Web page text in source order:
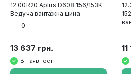
12.00R20 Aplus D608 156/153K
Ведуча вантажна шина
0
13 637 грн.
В наявності